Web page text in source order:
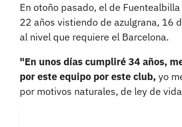
En otoño pasado, el de
22 años vistiendo de azulgrana, 16
al nivel que requiere el Barcelona.
"En unos días cumpliré 34 años,
por este equipo por este club, yo
por motivos naturales, de ley de